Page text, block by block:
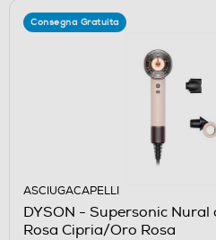
Consegna Gratuita
ASCIUGACAPELLI
DYSON - Supersonic Nural
Rosa Cipria/Oro Rosa